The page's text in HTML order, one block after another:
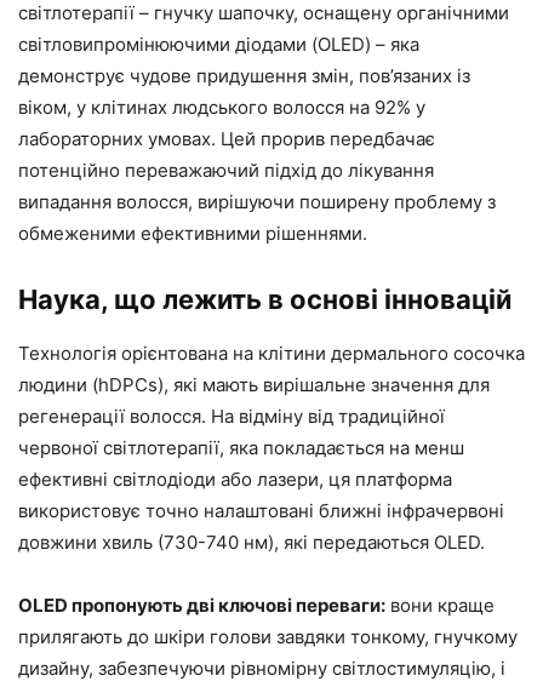
світлотерапії – гнучку шапочку, оснащену органічними
світловипромінюючими діодами (OLED) – яка
демонструє чудове придушення змін, пов’язаних із
віком, у клітинах людського волосся на 92% у
лабораторних умовах. Цей прорив передбачає
потенційно переважаючий підхід до лікування
випадання волосся, вирішуючи поширену проблему з
обмеженими ефективними рішеннями.
Наука, що лежить в основі інновацій
Технологія орієнтована на клітини дермального сосочка
людини (hDPCs), які мають вирішальне значення для
регенерації волосся. На відміну від традиційної
червоної світлотерапії, яка покладається на менш
ефективні світлодіоди або лазери, ця платформа
використовує точно налаштовані ближні інфрачервоні
довжини хвиль (730-740 нм), які передаються OLED.
OLED пропонують дві ключові переваги: вони краще
прилягають до шкіри голови завдяки тонкому, гнучкому
дизайну, забезпечуючи рівномірну світлостимуляцію, і